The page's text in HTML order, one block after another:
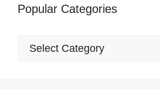
Popular Categories
Popular